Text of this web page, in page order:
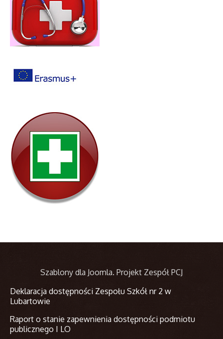
Szablony dla Joomla. Projekt Zespół PCJ
Deklaracja dostępności Zespołu Szkół nr 2 w
Lubartowie
Raport o stanie zapewnienia dostępności podmiotu
publicznego I LO